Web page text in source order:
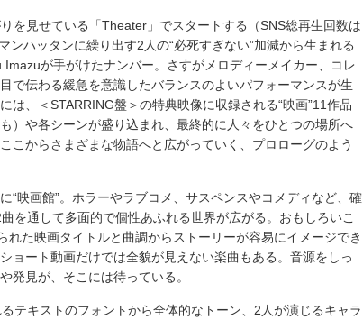
を見せている「Theater」でスタートする（SNS総再生回数は
ンハッタンに繰り出す2人の“必死すぎない”加減から生まれる
が手がけたナンバー。さすがメロディーメイカー、コレ
で伝わる緩急を意識したバランスのよいパフォーマンスが生
は、＜STARRING盤＞の特典映像に収録される“映画”11作品
）や各シーンが盛り込まれ、最終的に人々をひとつの場所へ
こからさまざまな物語へと広がっていく、プロローグのよう
“映画館”。ホラーやラブコメ、サスペンスやコメディなど、確
を通して多面的で個性あふれる世界が広がる。おもしろいこ
れた映画タイトルと曲調からストーリーが容易にイメージでき
ョート動画だけでは全貌が見えない楽曲もある。音源をしっ
発見が、そこには待っている。
テキストのフォントから全体的なトーン、2人が演じるキャラ